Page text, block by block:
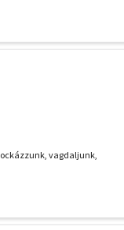
vagdaljunk,